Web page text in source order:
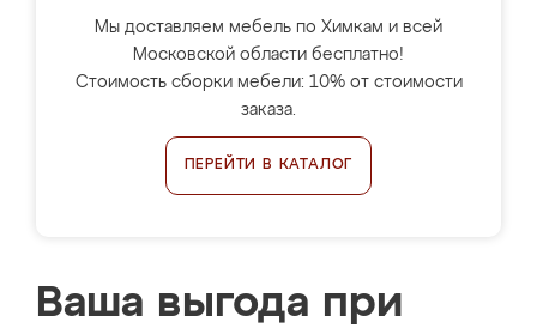
Мы доставляем мебель по Химкам и всей
Московской области бесплатно!
Стоимость сборки мебели: 10% от стоимости
заказа.
ПЕРЕЙТИ В КАТАЛОГ
Ваша выгода при